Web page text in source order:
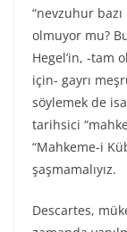
“nevzuhur
olmuyor mu?
Hegel’in, -tam
için- gayrı
söylemek de
tarihsici
“Mahkeme-i
şaşmamalıyız.
Descartes,